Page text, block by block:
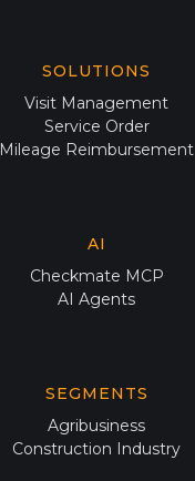
SOLUTIONS
Visit Management
Service Order
Mileage Reimbursement
AI
Checkmate MCP
AI Agents
SEGMENTS
Agribusiness
Construction Industry